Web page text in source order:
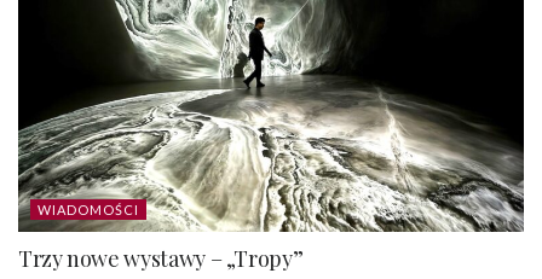
WIADOMOŚCI
Trzy nowe wystawy – „Tropy”